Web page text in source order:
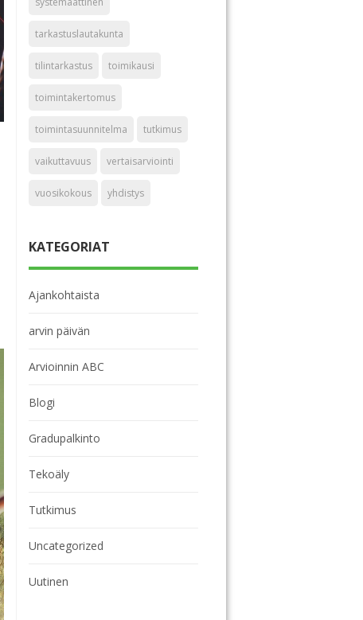
tarkastuslautakunta
tilintarkastus toimikausi
toimintakertomus
toimintasuunnitelma tutkimus
vaikuttavuus vertaisarviointi
vuosikokous yhdistys
KATEGORIAT
Ajankohtaista
arvin päivän
Arvioinnin ABC
Blogi
Gradupalkinto
Tekoäly
Tutkimus
Uncategorized
Uutinen